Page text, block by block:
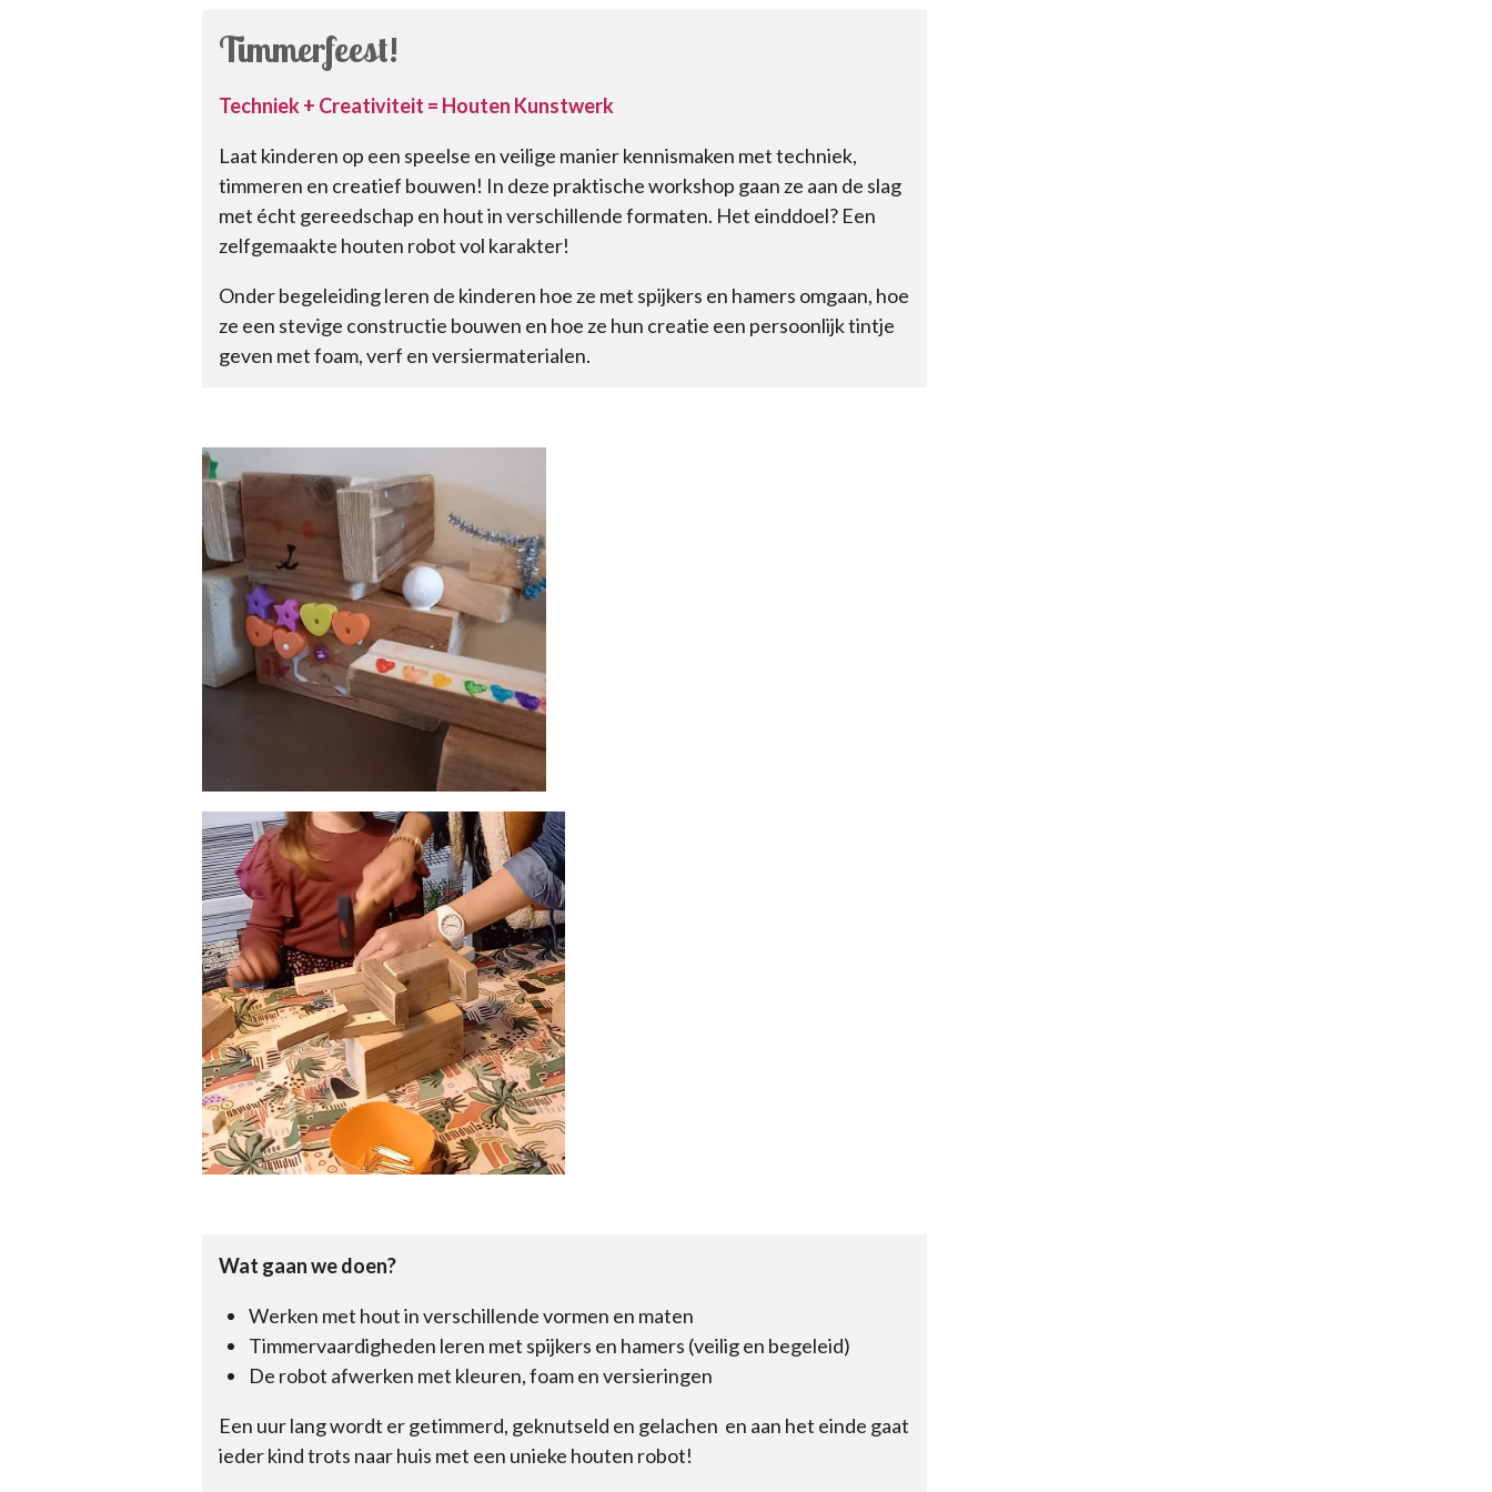
Timmerfeest!
Techniek + Creativiteit = Houten Kunstwerk
Laat kinderen op een speelse en veilige manier kennismaken met techniek,
timmeren en creatief bouwen! In deze praktische workshop gaan ze aan de slag
met écht gereedschap en hout in verschillende formaten. Het einddoel? Een
zelfgemaakte houten robot vol karakter!
Onder begeleiding leren de kinderen hoe ze met spijkers en hamers omgaan, hoe
ze een stevige constructie bouwen en hoe ze hun creatie een persoonlijk tintje
geven met foam, verf en versiermaterialen.
Wat gaan we doen?
Werken met hout in verschillende vormen en maten
Timmervaardigheden leren met spijkers en hamers (veilig en begeleid)
De robot afwerken met kleuren, foam en versieringen
Een uur lang wordt er getimmerd, geknutseld en gelachen en aan het einde gaat
ieder kind trots naar huis met een unieke houten robot!